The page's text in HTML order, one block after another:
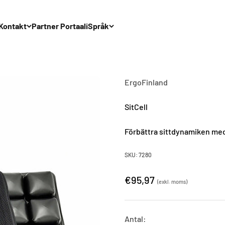
Partner PortaaliSpråk
ErgoFinland
SitCell
Förbättra sittdynamiken
SKU: 7280
€95,97 (exkl. moms)
Antal: